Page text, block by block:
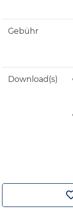
Gebühr
Download(s)